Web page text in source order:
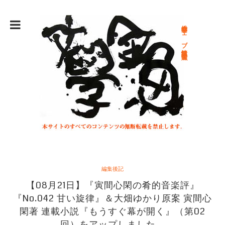
総合文学ウェブ情報誌 文学金魚
編集後記
【08月21日】『寅間心閑の肴的音楽評』
『No.042 甘い旋律』＆大畑ゆかり原案 寅間心
閑著 連載小説『もうすぐ幕が開く』（第02